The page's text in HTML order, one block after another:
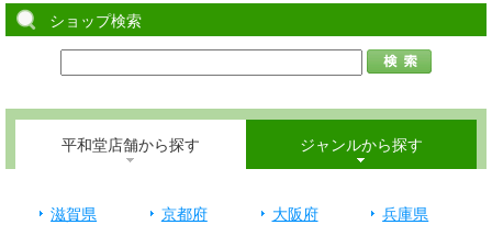
ショップ検索
平和堂店舗から探す ジャンルから探す
滋賀県 京都府 大阪府
兵庫県